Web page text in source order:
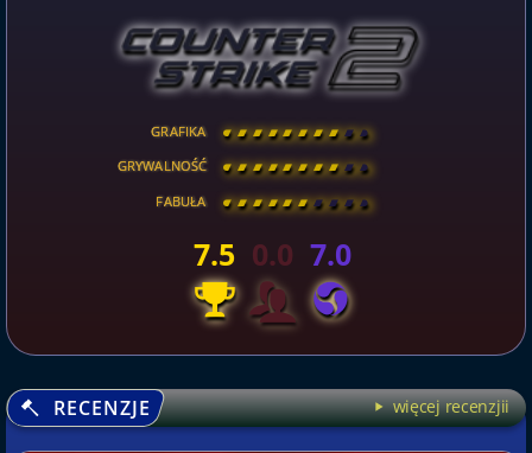
GRAFIKA [ \ \ \ \ \ \ \ \ ]
GRYWALNOŚĆ [ \ \ \ \ \ \ \ \ ]
FABUŁA [ \ \ \ \ \ \ \ \ ]
7.5 0.0 7.0
RECENZJE więcej recenzjii